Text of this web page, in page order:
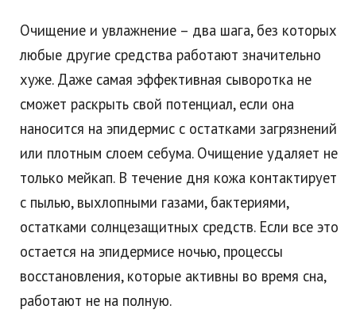
Очищение и увлажнение – два шага, без которых
любые другие средства работают значительно
хуже. Даже самая эффективная сыворотка не
сможет раскрыть свой потенциал, если она
наносится на эпидермис с остатками загрязнений
или плотным слоем себума. Очищение удаляет не
только мейкап. В течение дня кожа контактирует
с пылью, выхлопными газами, бактериями,
остатками солнцезащитных средств. Если все это
остается на эпидермисе ночью, процессы
восстановления, которые активны во время сна,
работают не на полную.